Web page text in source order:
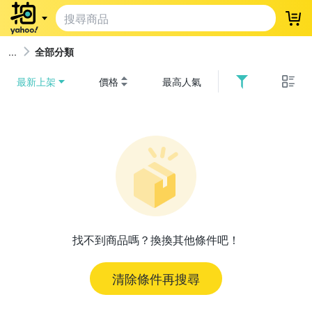
登
全部分類
最新上架 價格 最高人氣
找不到商品嗎？換換其他條件吧！
清除條件再搜尋